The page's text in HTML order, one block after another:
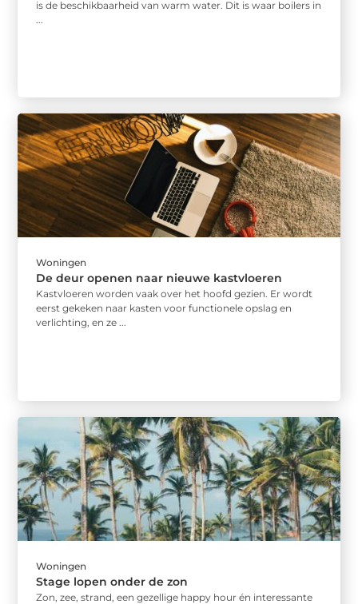
is de beschikbaarheid van warm water. Dit is waar boilers in
Woningen
De deur openen naar nieuwe kastvloeren
Kastvloeren worden vaak over het hoofd gezien. Er wordt
eerst gekeken naar kasten voor functionele opslag en
verlichting, en ze ...
Woningen
Stage lopen onder de zon
Zon, zee, strand, een gezellige happy hour én interessante